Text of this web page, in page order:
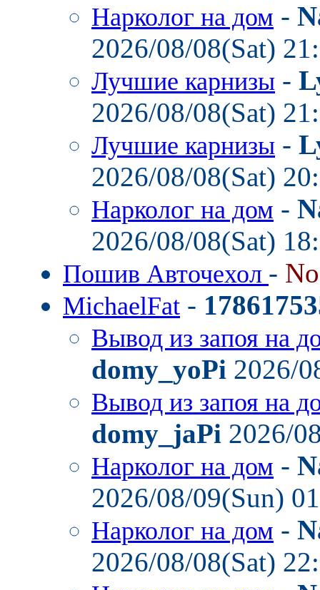
Нарколог на дом -
2026/08/08(Sat)
Лучшие карнизы -
2026/08/08(Sat)
Лучшие карнизы -
2026/08/08(Sat)
Нарколог на дом -
2026/08/08(Sat)
Пошив Авточехол -
MichaelFat -
Вывод из запоя на
domy_yoPi 2026/
Вывод из запоя на
domy_jaPi 2026/
Нарколог на дом -
2026/08/09(Sun)
Нарколог на дом -
2026/08/08(Sat)